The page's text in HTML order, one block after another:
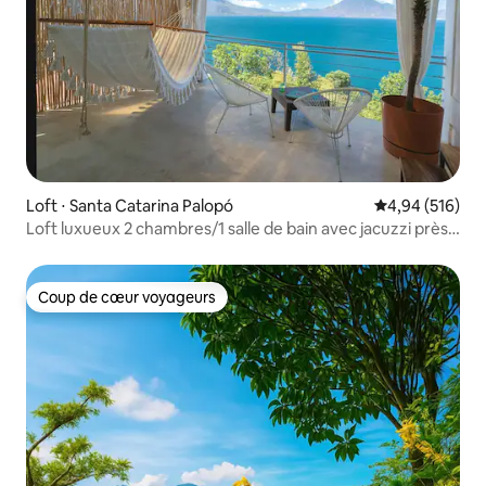
Loft ⋅ Santa Catarina Palopó Évaluation
4,94 (516)
Loft luxueux 2 chambres/1 salle de bain avec jacuzzi près
Coup de cœur voyageurs
Coup de cœur voyageurs